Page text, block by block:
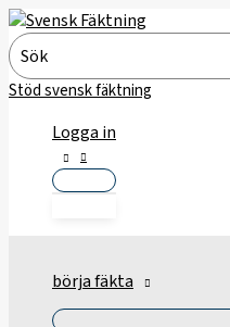
Hoppa
till
innehåll
Search
for:
Stöd svensk fäktning
Logga in
börja fäkta